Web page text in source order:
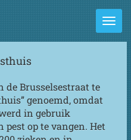
de Brusselsestraat te
genoemd, omdat
in gebruik
op te vangen. Het